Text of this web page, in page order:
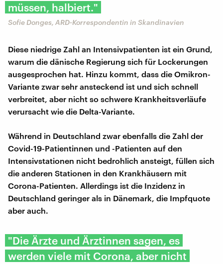
müssen, halbiert."
Sofie Donges, ARD-Korrespondentin in Skandinavien
Diese niedrige Zahl an Intensivpatienten ist ein Grund,
warum die dänische Regierung sich für Lockerungen
ausgesprochen hat. Hinzu kommt, dass die Omikron-
Variante zwar sehr ansteckend ist und sich schnell
verbreitet, aber nicht so schwere Krankheitsverläufe
verursacht wie die Delta-Variante.
Während in Deutschland zwar ebenfalls die Zahl der
Covid-19-Patientinnen und -Patienten auf den
Intensivstationen nicht bedrohlich ansteigt, füllen sich
die anderen Stationen in den Krankhäusern mit
Corona-Patienten. Allerdings ist die Inzidenz in
Deutschland geringer als in Dänemark, die Impfquote
aber auch.
"Die Ärzte und Ärztinnen sagen, es
werden viele mit Corona, aber nicht